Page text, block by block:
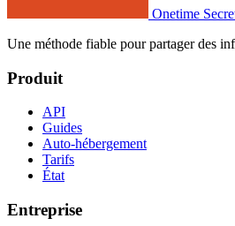
Onetime
Une méthode fiable pour partager des
Produit
API
Guides
Auto-hébergement
Tarifs
État
Entreprise